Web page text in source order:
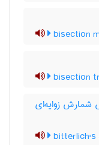
bisection
bisection
شمارش زوایه‌ای
bitterlich's